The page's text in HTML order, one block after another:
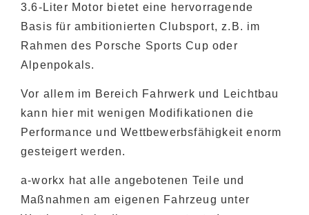
3.6-Liter Motor bietet eine hervorragende
Basis für ambitionierten Clubsport, z.B. im
Rahmen des Porsche Sports Cup oder
Alpenpokals.
Vor allem im Bereich Fahrwerk und Leichtbau
kann hier mit wenigen Modifikationen die
Performance und Wettbewerbsfähigkeit enorm
gesteigert werden.
a-workx hat alle angebotenen Teile und
Maßnahmen am eigenen Fahrzeug unter